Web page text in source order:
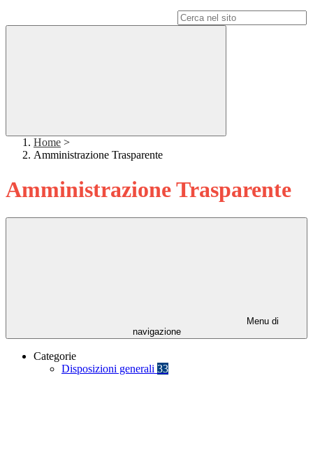
Home >
Amministrazione Trasparente
Amministrazione Trasparente
Menu di
navigazione
Categorie
Disposizioni generali 33